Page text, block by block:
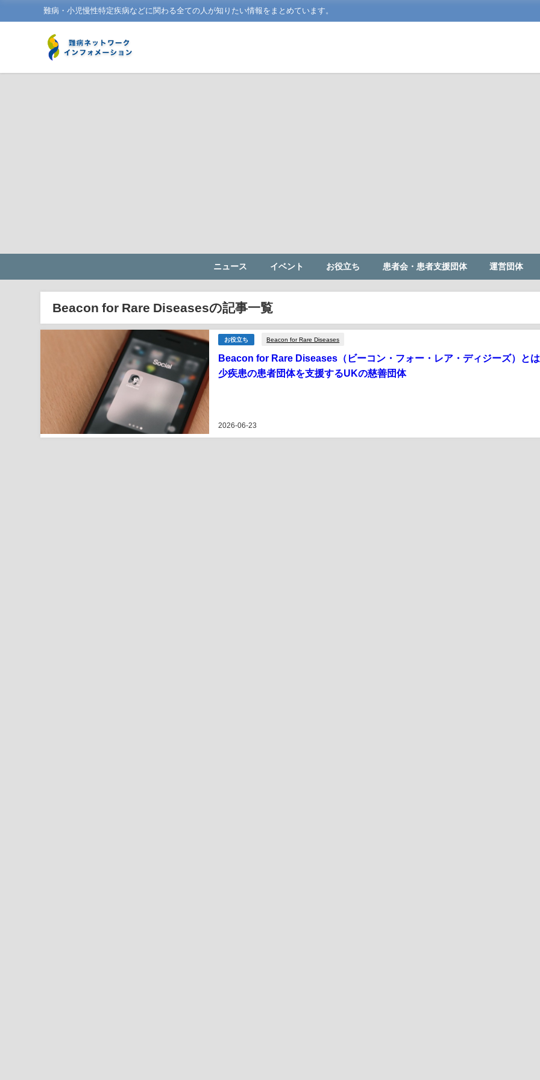
難病・小児慢性特定疾病などに関わる全ての人が知りたい情報をまとめています。
ニュース イベント お役立ち 患者会・患者支援団体 運営団体
Beacon for Rare Diseasesの記事一覧
お役立ち Beacon for Rare Diseases
Beacon for Rare Diseases（ビーコン・フォー・レア・ディジーズ）と
少疾患の患者団体を支援するUKの慈善団体
2026-06-23